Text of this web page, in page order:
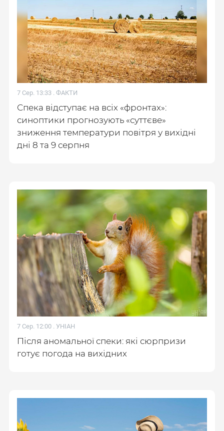
7 Сер. 13:33 . ФАКТИ
Спека відступає на всіх «фронтах»:
синоптики прогнозують «суттєве»
зниження температури повітря у вихідні
дні 8 та 9 серпня
7 Сер. 12:00 . УНІАН
Після аномальної спеки: які сюрпризи
готує погода на вихідних